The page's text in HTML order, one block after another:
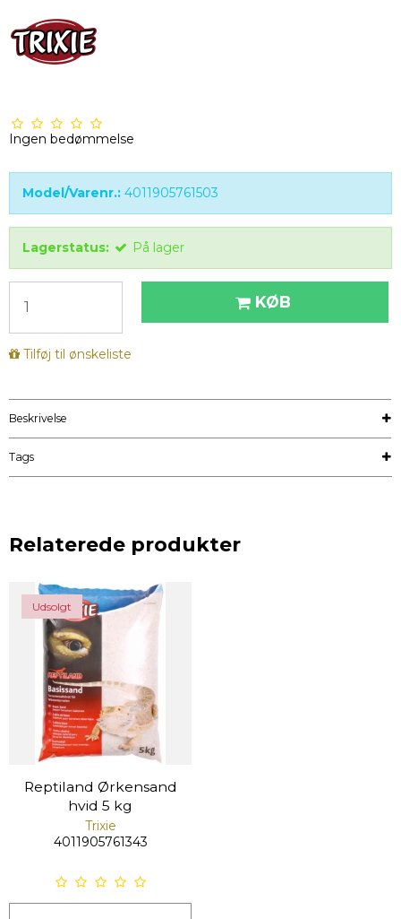
Ingen bedømmelse
Model/Varenr.: 4011905761503
Lagerstatus: På lager
KØB
Tilføj til ønskeliste
Beskrivelse
Tags
Relaterede produkter
Udsolgt
Reptiland Ørkensand
hvid 5 kg
Trixie
4011905761343